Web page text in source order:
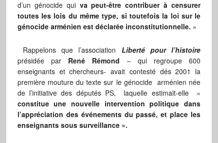
d’un génocide qui va peut-être contribuer à censurer
toutes les lois du même type, si toutefois la loi sur le
génocide arménien est déclarée inconstitutionnelle. »
Rappelons que l’association Liberté pour l’histoire
présidée par René Rémond – qui regroupe 600
enseignants et chercheurs- avait contesté dés 2001 la
première mouture du texte sur le génocide arménien née
de l’initiative des députés PS, laquelle estimait-elle «
constitue une nouvelle intervention politique dans
l’appréciation des événements du passé, et place les
enseignants sous surveillance ».